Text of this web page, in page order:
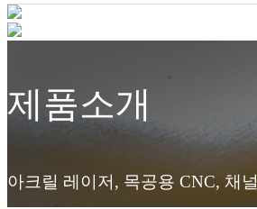
제품소개
아크릴 레이저, 목공용 CNC, 채